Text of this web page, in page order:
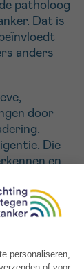
patholoog
Dat is
anders
door
Die
en
met
worden.
subtypes